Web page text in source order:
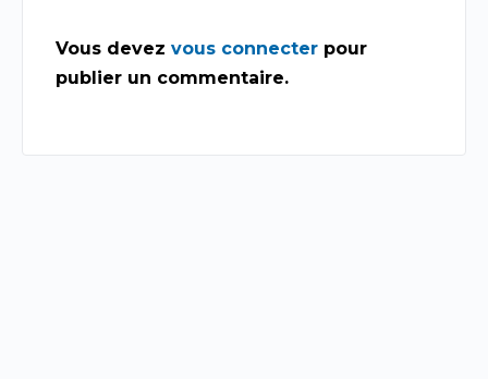
Vous devez vous connecter pour
publier un commentaire.